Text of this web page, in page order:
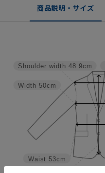
商品説明・サイズ
Waist 53cm
Width 50cm
Shoulder width 48.9cm